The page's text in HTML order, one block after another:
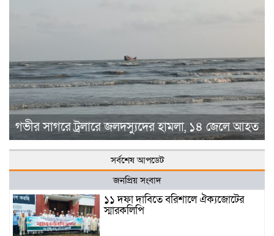
গভীর সাগরে ট্রলারে জলদস্যুদের হামলা, ১৪ জেলে আহত
সর্বশেষ আপডেট
জনপ্রিয় সংবাদ
১১ দফা দাবিতে বরিশালে ঐক্যজোটের
স্মারকলিপি